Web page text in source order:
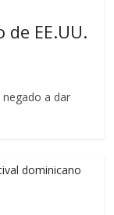
de EE.UU.
negado a dar
dominicano